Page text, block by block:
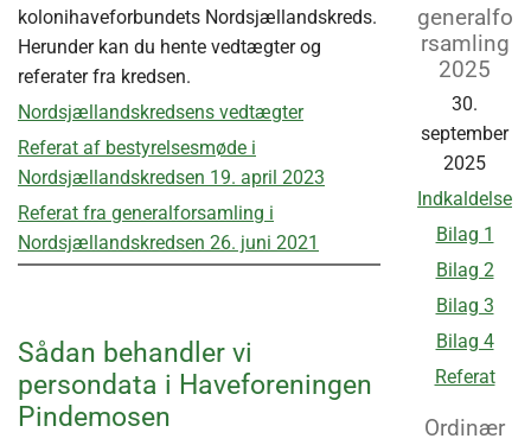
kolonihaveforbundets Nordsjællandskreds.
Herunder kan du hente vedtægter og
referater fra kredsen.
Nordsjællandskredsens vedtægter
Referat af bestyrelsesmøde i
Nordsjællandskredsen 19. april 2023
Referat fra generalforsamling i
Nordsjællandskredsen 26. juni 2021
Sådan behandler vi
persondata i Haveforeningen
Pindemosen
generalfo
rsamling
2025
30.
september
2025
Indkaldelse
Bilag 1
Bilag 2
Bilag 3
Bilag 4
Referat
Ordinær